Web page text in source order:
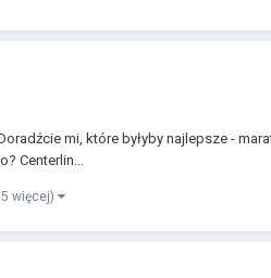
mi, które byłyby najlepsze -
Centerlin...
więcej)